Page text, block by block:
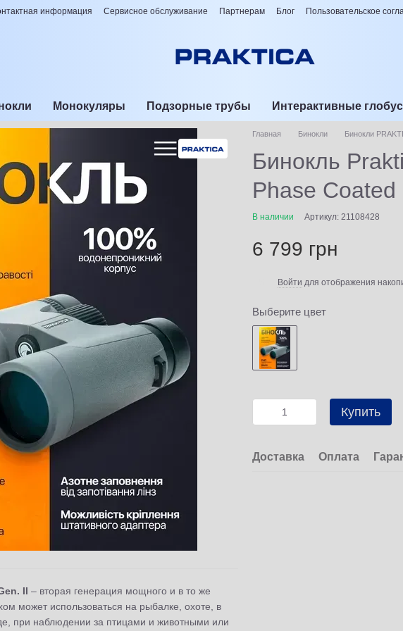
информация Сервисное обслуживание Партнерам Блог Пользовательское
Монокуляры Подзорные трубы Интерактивные
II – вторая генерация мощного и в то же
может использоваться на рыбалке, охоте, в
при наблюдении за птицами и животными или
Главная Бинокли Бинокли
Бинокль
Phase Coated
В наличии Артикул: 21108428
6 799 грн
Войти для отображения
Выберите цвет
Купить
Доставка Оплата